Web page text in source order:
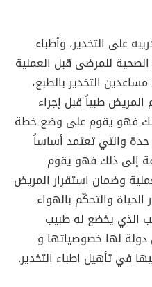
على التخدير، وأطباء
للمرضى قبل العملية
التخدير بالطبع،
طبياً قبل إجراء
ذلك فهو يقوم على وضع خطة
والتي تعتمد أساساً
إلى ذلك فهو يقوم
وضمان استقرار المريض
والتحكّم بالهواء
الذي يخضع له طبيب
دولة لها خصوصياتها و
في تأهيل اطباء التخدير.